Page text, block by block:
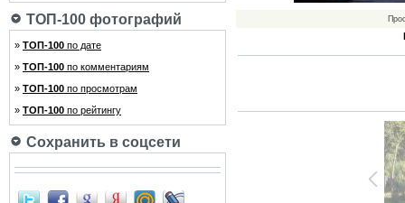
ТОП-100 фотографий
» ТОП-100 по дате
» ТОП-100 по комментариям
» ТОП-100 по просмотрам
» ТОП-100 по рейтингу
Сохранить в соцсети